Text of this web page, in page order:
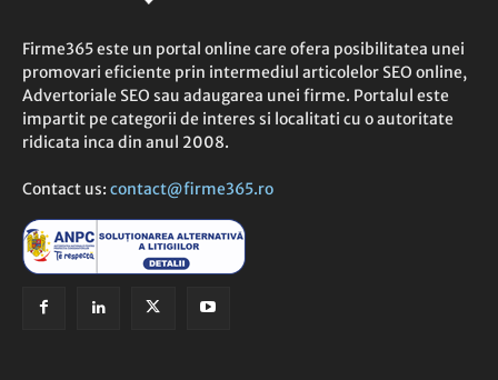
Firme365 este un portal online care ofera posibilitatea unei
promovari eficiente prin intermediul articolelor SEO online,
Advertoriale SEO sau adaugarea unei firme. Portalul este
impartit pe categorii de interes si localitati cu o autoritate
ridicata inca din anul 2008.
Contact us: contact@firme365.ro